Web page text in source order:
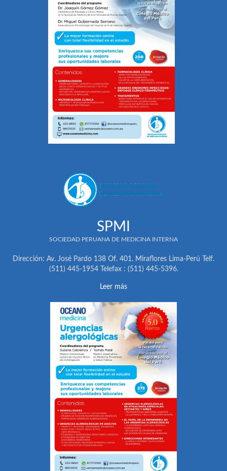
SPMI
SOCIEDAD PERUANA DE MEDICINA INTERNA
Dirección: Av. José Pardo 138 Of. 401. Miraflores Lima-Perú Telf.
(511) 445-1954 Telefax : (511) 445-5396.
Leer más